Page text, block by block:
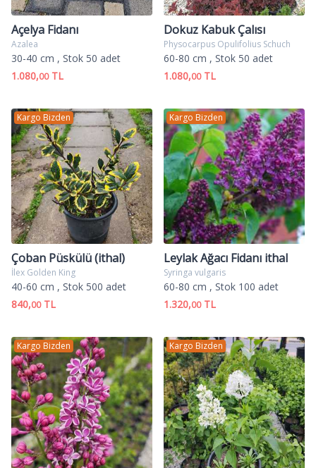
Açelya Fidanı
Azalea
30-40 cm , Stok 50 adet
1.080,00TL
Dokuz Kabuk Çalısı
Physocarpus Opulifolius Schuch
60-80 cm , Stok 50 adet
1.080,00TL
Kargo Bizden
Çoban Püskülü (ithal)
İlex Golden King
40-60 cm , Stok 500 adet
840,00TL
Kargo Bizden
Leylak Ağacı Fidanı ithal
Syringa vulgaris
60-80 cm , Stok 100 adet
1.320,00TL
Kargo Bizden Kargo Bizden